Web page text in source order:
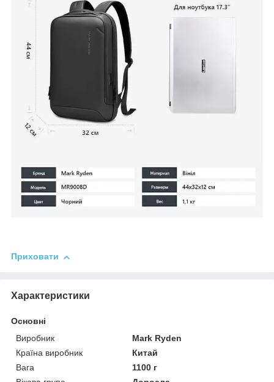
Приховати
Характеристики
Основні
Виробник
Mark Ryden
Країна виробник
Китай
Вага
1100 г